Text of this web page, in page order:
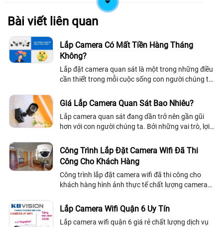
Bài viết liên quan
Lắp Camera Có Mất Tiền Hàng Tháng
Không?
Lắp đặt camera quan sát là một trong những điều
cần thiết trong mỗi cuộc sống con người chúng ta,
vệ tài sản cũng như an toàn của...
Giá Lắp Camera Quan Sát Bao Nhiêu?
Lắp camera quan sát đang dần trở nên gần gũi
hơn với con người chúng ta. Bởi những vai trò, lợi
cùng hiệu quả
Công Trình Lắp Đặt Camera Wifi Đã Thi
Công Cho Khách Hàng
Công trình lắp đặt camera wifi đã thi công cho
khách hàng hình ảnh thực tế chất lượng camera
Lắp Camera Wifi Quận 6 Uy Tín
Lắp camera wifi quận 6 giá rẻ chất lượng dịch vụ